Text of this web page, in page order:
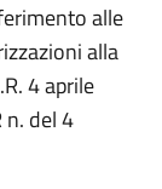
alle
alla
4 aprile
n. del 4